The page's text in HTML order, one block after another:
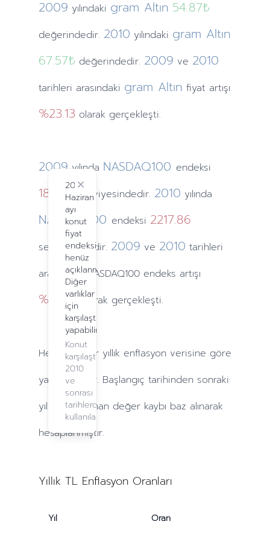
2009 yılındaki gram Altın 54.87₺
değerindedir. 2010 yılındaki gram Altın
67.57₺değerindedir. 2009 ve 2010
tarihleri arasındaki gram Altın fiyat artışı
%23.13 olarak gerçekleşti.
2024
Haziran
ayı
konut
fiyat
endeksi
henüz
açıklanmadı.
Diğer
varlıklar
için
karşılaştırma
yapabilirsiniz.
Konut
karşılaştırma,
2010
ve
sonrası
tarihlerde
kullanılabilir.
Close
2009 yılında NASDAQ100 endeksi
1860.31seviyesindedir. 2010 yılında
NASDAQ100 endeksi 2217.86
seviyesindedir. 2009 ve 2010 tarihleri
arasındaki NASDAQ100 endeks artışı
%20.01olarak gerçekleşti.
Hesaplamalar yıllık enflasyon verisine göre
yapılmaktadır. Başlangıç tarihinden sonraki
yıllardayaşanan değer kaybı baz alınarak
hesaplanmıştır.
Yıllık TL Enflasyon Oranları
Yıl Oran